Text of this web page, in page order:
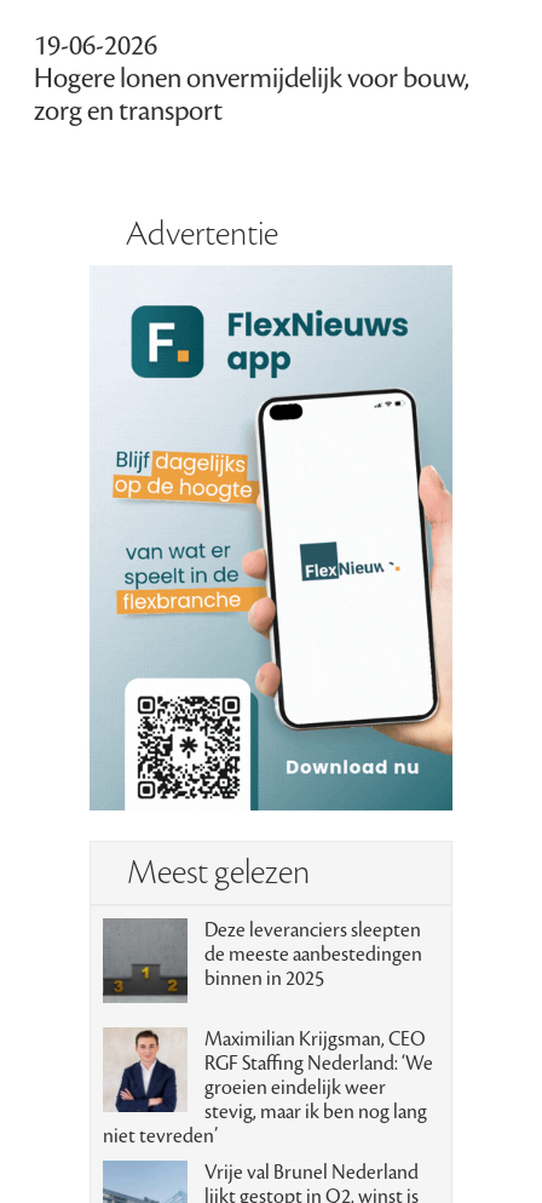
19-06-2026
Hogere lonen onvermijdelijk voor bouw,
zorg en transport
Advertentie
Meest gelezen
Deze leveranciers sleepten
de meeste aanbestedingen
binnen in 2025
Maximilian Krijgsman, CEO
RGF Staffing Nederland: ‘We
groeien eindelijk weer
stevig, maar ik ben nog lang
niet tevreden’
Vrije val Brunel Nederland
lijkt gestopt in Q2, winst is